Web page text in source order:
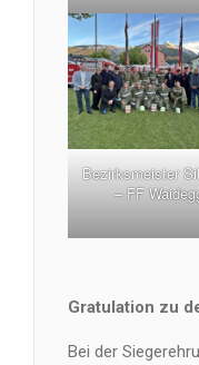
Bezirksmeister
– FF
Gratulation zu
Bei der